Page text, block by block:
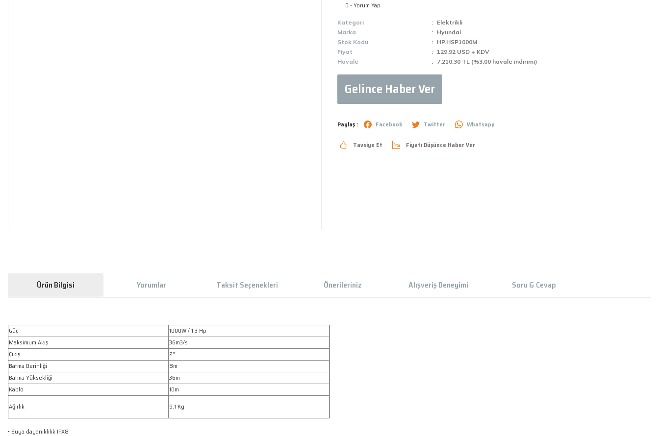
0 - Yorum Yap
Kategori
Elektrikli
Marka
Hyundai
Stok Kodu
HP.HSP1000M
Fiyat
129,92 USD + KDV
Havale
7.210,30 TL (%3,00 havale indirimi)
Gelince Haber Ver
Paylaş : Facebook Twitter Whatsapp
Tavsiye Et Fiyatı Düşünce Haber Ver
Ürün Bilgisi Yorumlar Taksit Seçenekleri Önerileriniz Alışveriş Deneyimi Soru & Cevap
Güç
1000W / 1.3 Hp
Maksimum Akış
36m3/s
Çıkış
2”
Batma Derinliği
8m
Batma Yüksekliği
36m
Kablo
10m
Ağırlık
9.1 Kg
• Suya dayanıklılık IPX8